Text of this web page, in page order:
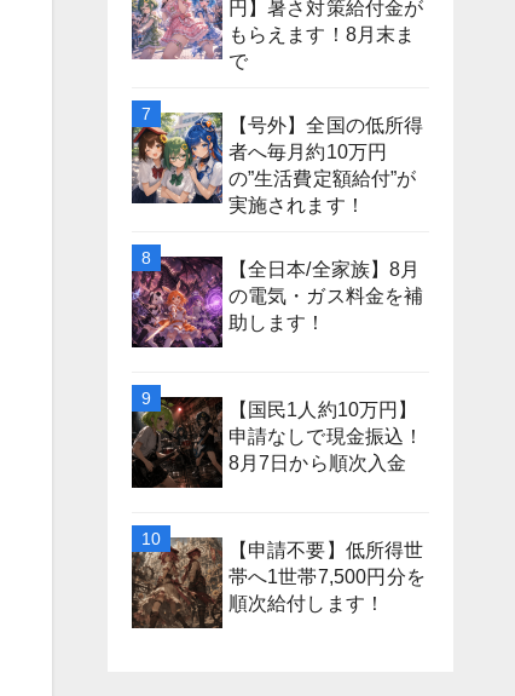
円】暑さ対策給付金が
もらえます！8月末ま
で
【号外】全国の低所得
者へ毎月約10万円
の”生活費定額給付”が
実施されます！
【全日本/全家族】8月
の電気・ガス料金を補
助します！
【国民1人約10万円】
申請なしで現金振込！
8月7日から順次入金
【申請不要】低所得世
帯へ1世帯7,500円分を
順次給付します！